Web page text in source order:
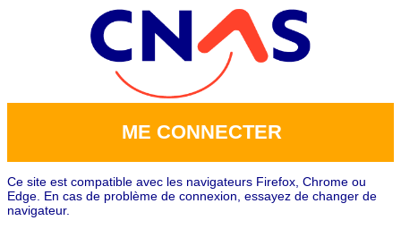
ME CONNECTER
Ce site est compatible avec les navigateurs Firefox, Chrome ou
Edge. En cas de problème de connexion, essayez de changer de
navigateur.